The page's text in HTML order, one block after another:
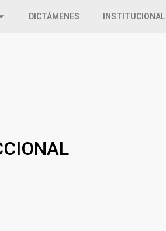
DICTÁMENES INSTITUCIONAL